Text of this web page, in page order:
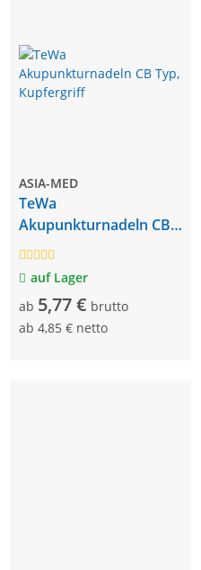
ASIA-MED
TeWa
Akupunkturnadeln CB
Typ, Kupfergriff
auf Lager
ab 5,77 € brutto
ab 4,85 € netto